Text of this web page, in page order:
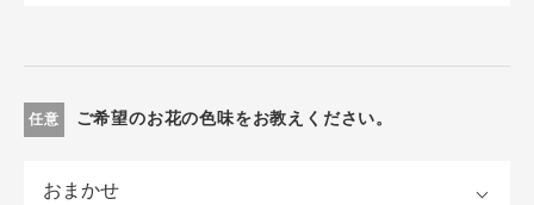
任意 ご希望のお花の色味をお教えください。